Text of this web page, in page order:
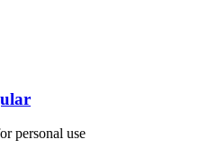
personal use